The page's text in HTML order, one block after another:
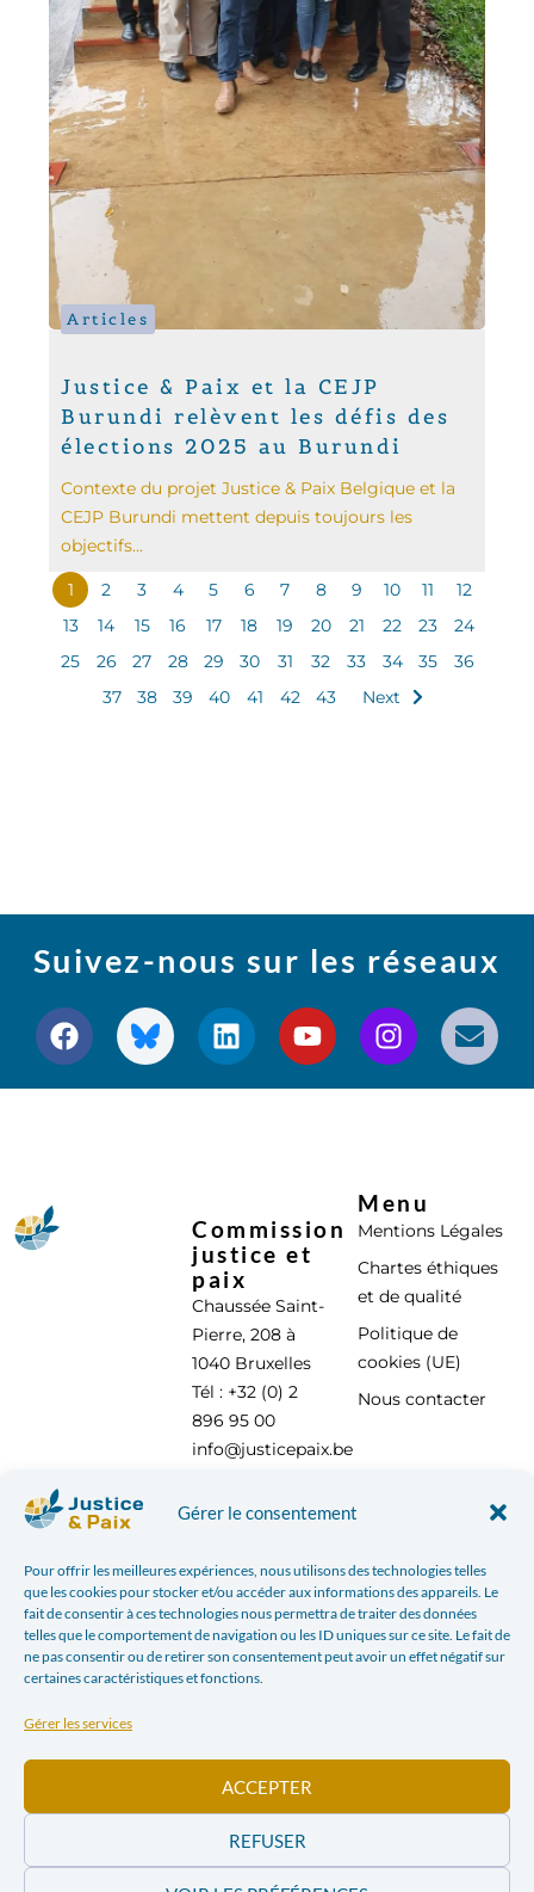
Gérer le consentement
Pour offrir les meilleures expériences, nous utilisons des technologies telles
que les cookies pour stocker et/ou accéder aux informations des appareils. Le
fait de consentir à ces technologies nous permettra de traiter des données
telles que le comportement de navigation ou les ID uniques sur ce site. Le fait de
ne pas consentir ou de retirer son consentement peut avoir un effet négatif sur
certaines caractéristiques et fonctions.
Gérer les services
ACCEPTER
REFUSER
Articles
Justice & Paix et la CEJP
Burundi relèvent les défis des
élections 2025 au Burundi
Contexte du projet Justice & Paix Belgique et la
CEJP Burundi mettent depuis toujours les
objectifs...
1 2 3 4 5 6 7 8 9 10 11
12
13
14 15 16 17 18 19 20 21 22 23
24
25
26 27 28 29 30 31 32 33 34 35
36
37
38 39 40 41 42 43 Next
Suivez-nous sur les réseaux
Commission
justice et
paix
Chaussée Saint-
Pierre, 208 à
1040 Bruxelles
Tél : +32 (0) 2
896 95 00
info@justicepaix.be
Menu
Mentions Légales
Chartes éthiques
et de qualité
Politique de
cookies (UE)
Nous contacter
POLITIQUE DE CONFIDENTIALITÉ| JUSTICE & PAIX – CHAUSSÉE SAINT-PIERRE, 208 À 1040